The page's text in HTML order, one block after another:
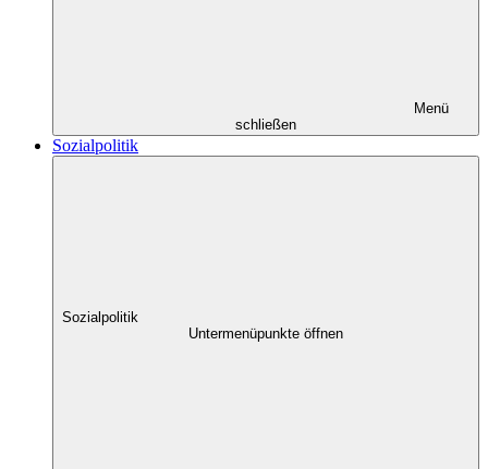
Menü
schließen
Sozialpolitik
Sozialpolitik
Untermenüpunkte öffnen